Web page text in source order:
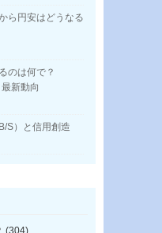
ら円安はどうなる
のは何で？
新動向
S）と信用創造